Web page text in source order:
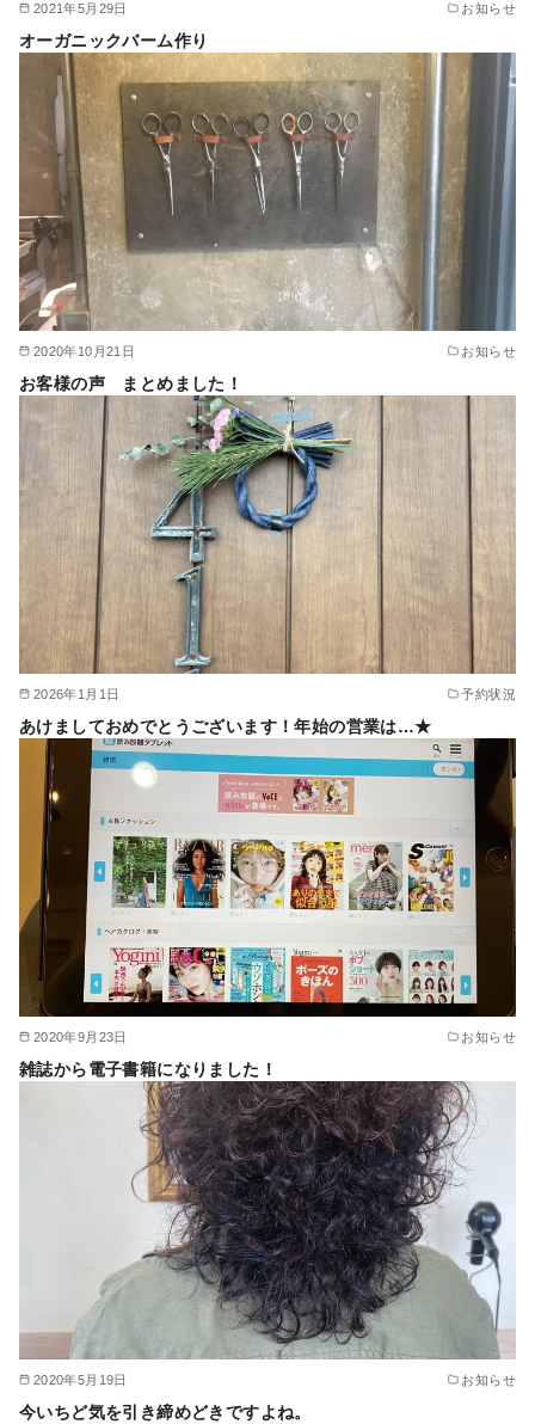
2021年5月29日 お知らせ
オーガニックバーム作り
2020年10月21日 お知らせ
お客様の声 まとめました！
2026年1月1日 予約状況
あけましておめでとうございます！年始の営業は…★
2020年9月23日 お知らせ
雑誌から電子書籍になりました！
2020年5月19日 お知らせ
今いちど気を引き締めどきですよね。